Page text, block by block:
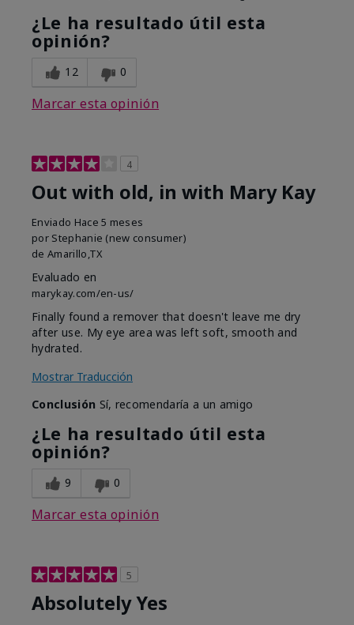
¿Le ha resultado útil esta
opinión?
12 0
Marcar esta opinión
4
Out with old, in with Mary Kay
Enviado Hace 5 meses
por Stephanie (new consumer)
de Amarillo,TX
Evaluado en
marykay.com/en-us/
Finally found a remover that doesn't leave me dry
after use. My eye area was left soft, smooth and
hydrated.
Mostrar Traducción
Conclusión Sí, recomendaría a un amigo
¿Le ha resultado útil esta
opinión?
9 0
Marcar esta opinión
5
Absolutely Yes